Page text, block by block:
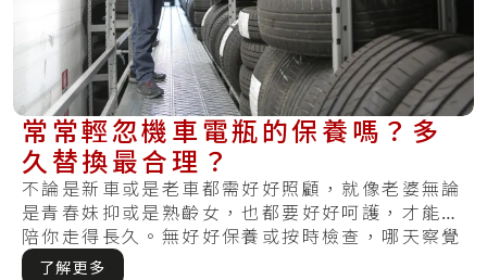
常常輕忽機車電瓶的保養嗎？多
久替換最合理？
不論是新車或是老車都需好好照顧，就像老婆無論
是青春妹抑或是熟齡女，也都要好好呵護，才能夠
陪你走得長久。無好好保養或按時檢查，哪天察覺
損傷.....
了解更多